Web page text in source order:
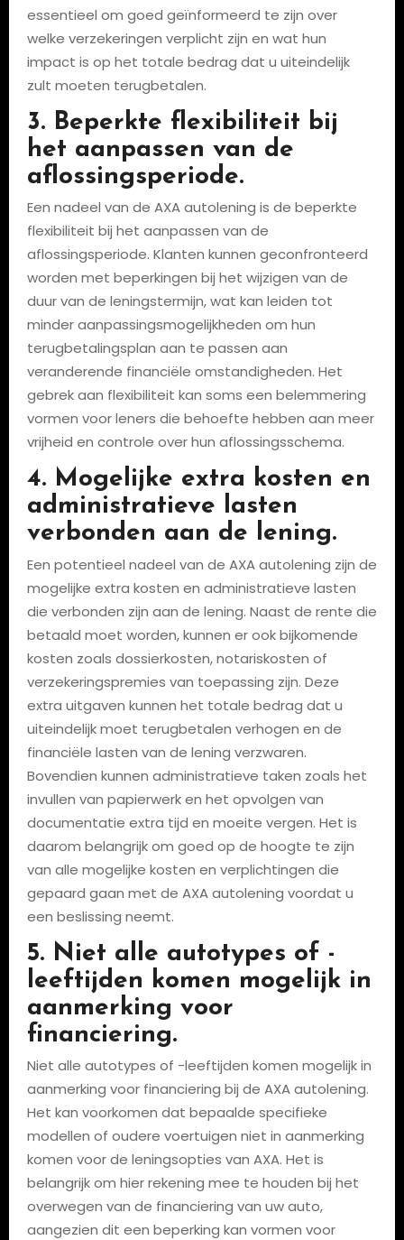
essentieel om goed geïnformeerd te zijn over
welke verzekeringen verplicht zijn en wat hun
impact is op het totale bedrag dat u uiteindelijk
zult moeten terugbetalen.
3. Beperkte flexibiliteit bij
het aanpassen van de
aflossingsperiode.
Een nadeel van de AXA autolening is de beperkte
flexibiliteit bij het aanpassen van de
aflossingsperiode. Klanten kunnen geconfronteerd
worden met beperkingen bij het wijzigen van de
duur van de leningstermijn, wat kan leiden tot
minder aanpassingsmogelijkheden om hun
terugbetalingsplan aan te passen aan
veranderende financiële omstandigheden. Het
gebrek aan flexibiliteit kan soms een belemmering
vormen voor leners die behoefte hebben aan meer
vrijheid en controle over hun aflossingsschema.
4. Mogelijke extra kosten en
administratieve lasten
verbonden aan de lening.
Een potentieel nadeel van de AXA autolening zijn de
mogelijke extra kosten en administratieve lasten
die verbonden zijn aan de lening. Naast de rente die
betaald moet worden, kunnen er ook bijkomende
kosten zoals dossierkosten, notariskosten of
verzekeringspremies van toepassing zijn. Deze
extra uitgaven kunnen het totale bedrag dat u
uiteindelijk moet terugbetalen verhogen en de
financiële lasten van de lening verzwaren.
Bovendien kunnen administratieve taken zoals het
invullen van papierwerk en het opvolgen van
documentatie extra tijd en moeite vergen. Het is
daarom belangrijk om goed op de hoogte te zijn
van alle mogelijke kosten en verplichtingen die
gepaard gaan met de AXA autolening voordat u
een beslissing neemt.
5. Niet alle autotypes of -
leeftijden komen mogelijk in
aanmerking voor
financiering.
Niet alle autotypes of -leeftijden komen mogelijk in
aanmerking voor financiering bij de AXA autolening.
Het kan voorkomen dat bepaalde specifieke
modellen of oudere voertuigen niet in aanmerking
komen voor de leningsopties van AXA. Het is
belangrijk om hier rekening mee te houden bij het
overwegen van de financiering van uw auto,
aangezien dit een beperking kan vormen voor